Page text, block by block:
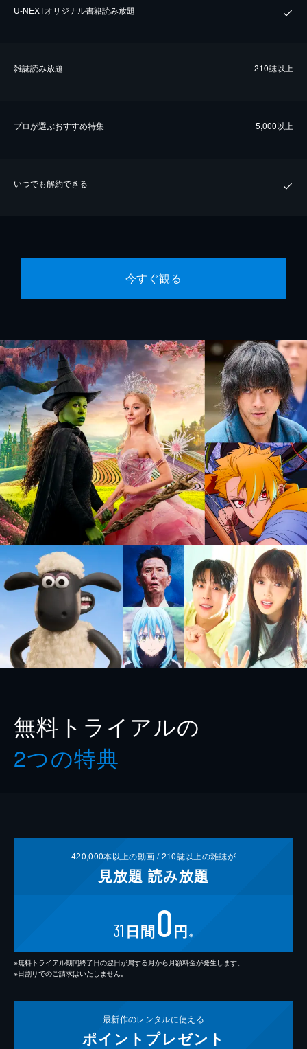
U-NEXTオリジナル書籍読み放題
雑誌読み放題 210誌以上
プロが選ぶおすすめ特集 5,000以上
いつでも解約できる
今すぐ観る
無料トライアルの
2つの特典
420,000本以上の動画 /210誌以上の雑誌が
見放題 読み放題
31 日間0円 ※
※無料トライアル期間終了日の翌日が属する月から月額料金が発生します。
※日割りでのご請求はいたしません。
最新作のレンタルに使える
ポイント プレゼント